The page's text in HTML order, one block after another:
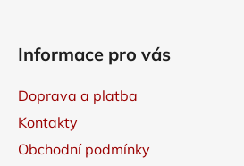
Informace pro vás
Doprava a platba
Kontakty
Obchodní podmínky